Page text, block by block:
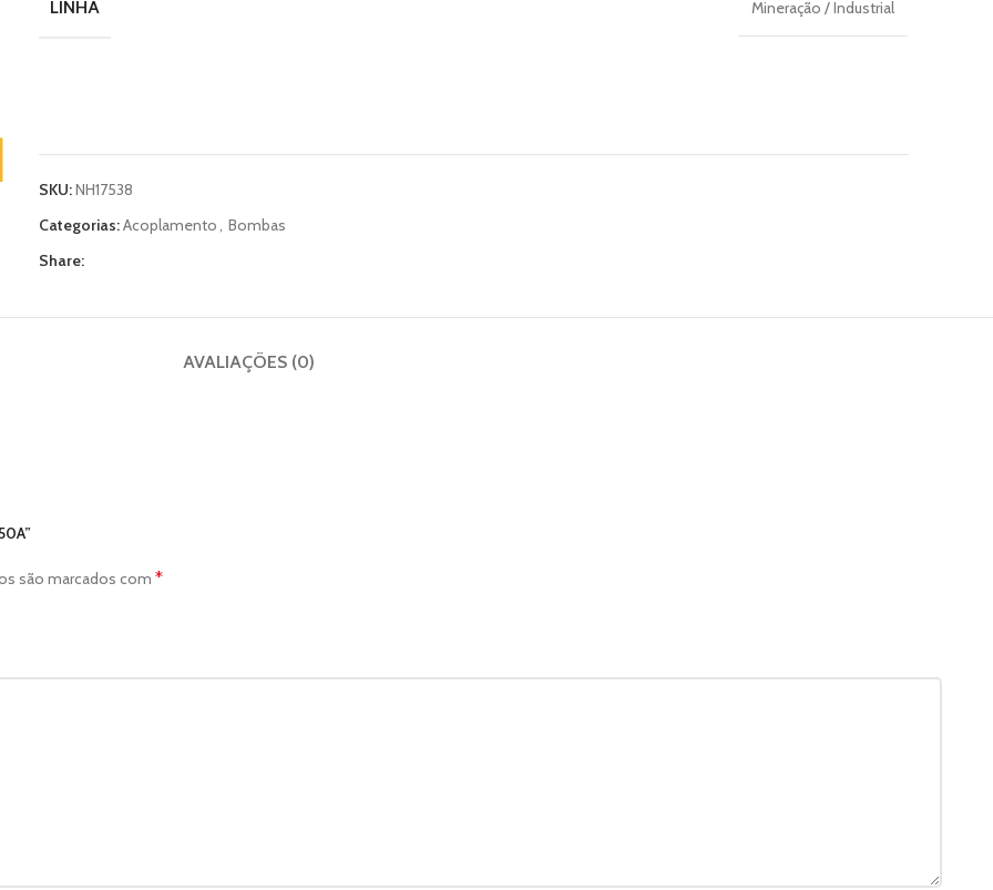
LINHA Mineração / Industrial
SKU:NH17538
Categorias:Acoplamento, Bombas
Share:
AVALIAÇÕES (0)
são marcados com *